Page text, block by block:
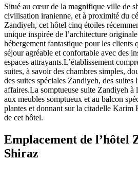
Situé au cœur de la magnifique ville de
civilisation iranienne, et à proximité du
Zandiyeh, cet hôtel cinq étoiles
unique inspirée de l’architecture
hébergement fantastique pour les clients
séjour agréable et confortable avec des
espaces attrayants.L’établissement
suites, à savoir des chambres simples,
des suites spéciales Zandiyeh, des suites
affaires.La somptueuse suite Zandiyeh à
aux meubles somptueux et au balcon
plantes et donnant sur la citadelle Karim
de cet hôtel.
Emplacement de l’hôtel
Shiraz